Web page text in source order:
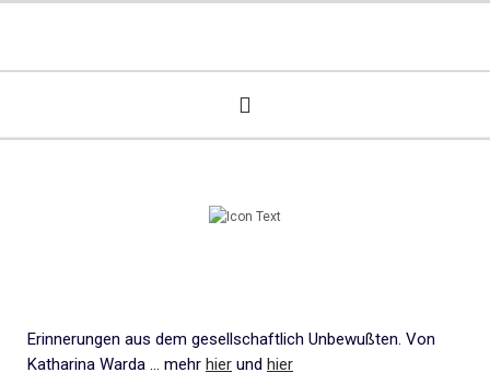
Erinnerungen aus dem gesellschaftlich Unbewußten. Von
Katharina Warda … mehr hier und hier